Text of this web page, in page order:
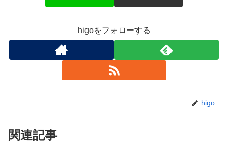
higoをフォローする
higo
関連記事